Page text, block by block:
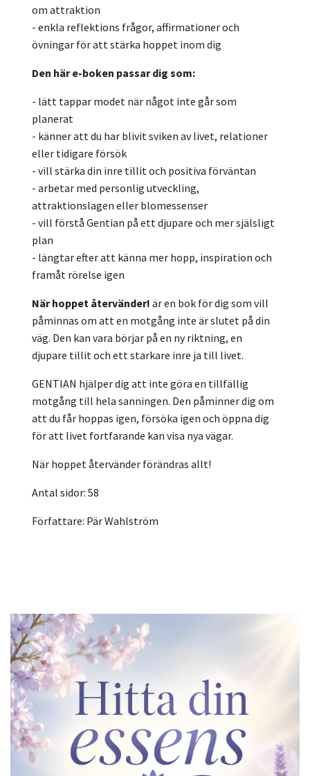
om attraktion
- enkla reflektions frågor, affirmationer och
övningar för att stärka hoppet inom dig
Den här e-boken passar dig som:
- lätt tappar modet när något inte går som
planerat
- känner att du har blivit sviken av livet, relationer
eller tidigare försök
- vill stärka din inre tillit och positiva förväntan
- arbetar med personlig utveckling,
attraktionslagen eller blomessenser
- vill förstå Gentian på ett djupare och mer själsligt
plan
- längtar efter att känna mer hopp, inspiration och
framåt rörelse igen
När hoppet återvänder! är en bok för dig som vill
påminnas om att en motgång inte är slutet på din
väg. Den kan vara börjar på en ny riktning, en
djupare tillit och ett starkare inre ja till livet.
GENTIAN hjälper dig att inte göra en tillfällig
motgång till hela sanningen. Den påminner dig om
att du får hoppas igen, försöka igen och öppna dig
för att livet fortfarande kan visa nya vägar.
När hoppet återvänder förändras allt!
Antal sidor: 58
Författare: Pär Wahlström